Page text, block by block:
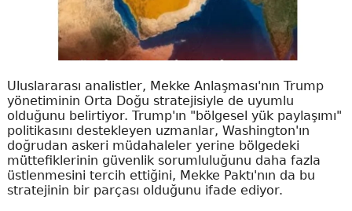
Uluslararası analistler, Mekke Anlaşması'nın Trump
yönetiminin Orta Doğu stratejisiyle de uyumlu
olduğunu belirtiyor. Trump'ın "bölgesel yük paylaşımı"
politikasını destekleyen uzmanlar, Washington'ın
doğrudan askeri müdahaleler yerine bölgedeki
müttefiklerinin güvenlik sorumluluğunu daha fazla
üstlenmesini tercih ettiğini, Mekke Paktı'nın da bu
stratejinin bir parçası olduğunu ifade ediyor.